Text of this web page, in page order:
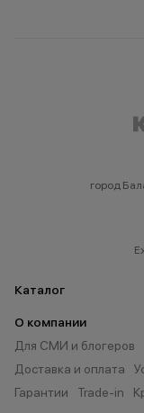
город
Каталог
О компании
Для СМИ и блогеров
Доставка и оплата
Гарантии
Trade-in